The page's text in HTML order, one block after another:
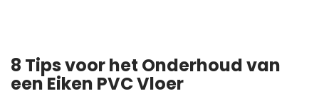
8 Tips voor het Onderhoud van
een Eiken PVC Vloer